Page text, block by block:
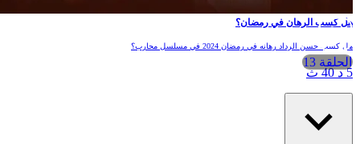
الحلقة 13
هل كسب الرهان في رمضان؟
هل كسب حسن الرداد رهانه في رمضان 2024 في مسلسل محارب؟